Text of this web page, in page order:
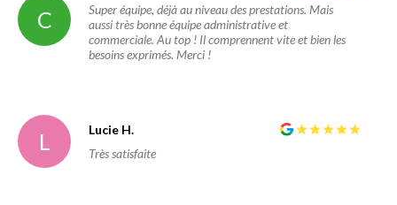
C
Super équipe, déjà au niveau des prestations. Mais
aussi très bonne équipe administrative et
commerciale. Au top ! Il comprennent vite et bien les
besoins exprimés. Merci !
L
Lucie H.
Très satisfaite